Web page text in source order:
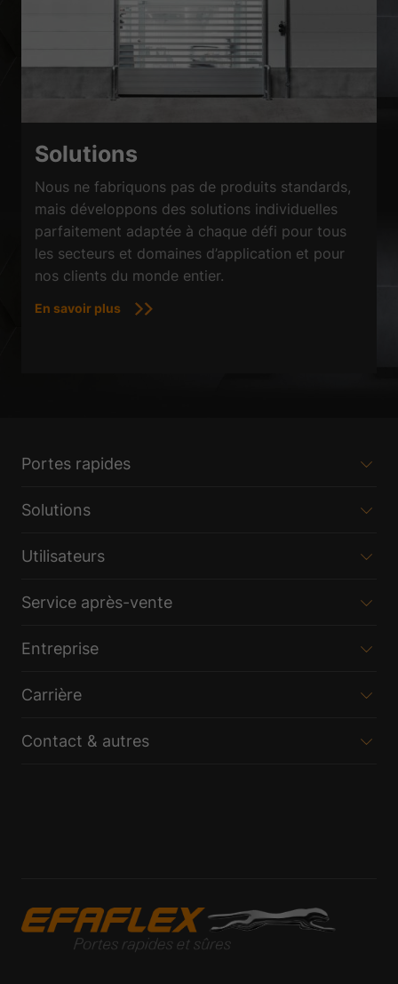
Solutions
Nous ne fabriquons pas de produits standards,
mais développons des solutions individuelles
parfaitement adaptée à chaque défi pour tous
les secteurs et domaines d’application et pour
nos clients du monde entier.
En savoir plus
Portes rapides
Solutions
Utilisateurs
Service après-vente
Entreprise
Carrière
Contact & autres